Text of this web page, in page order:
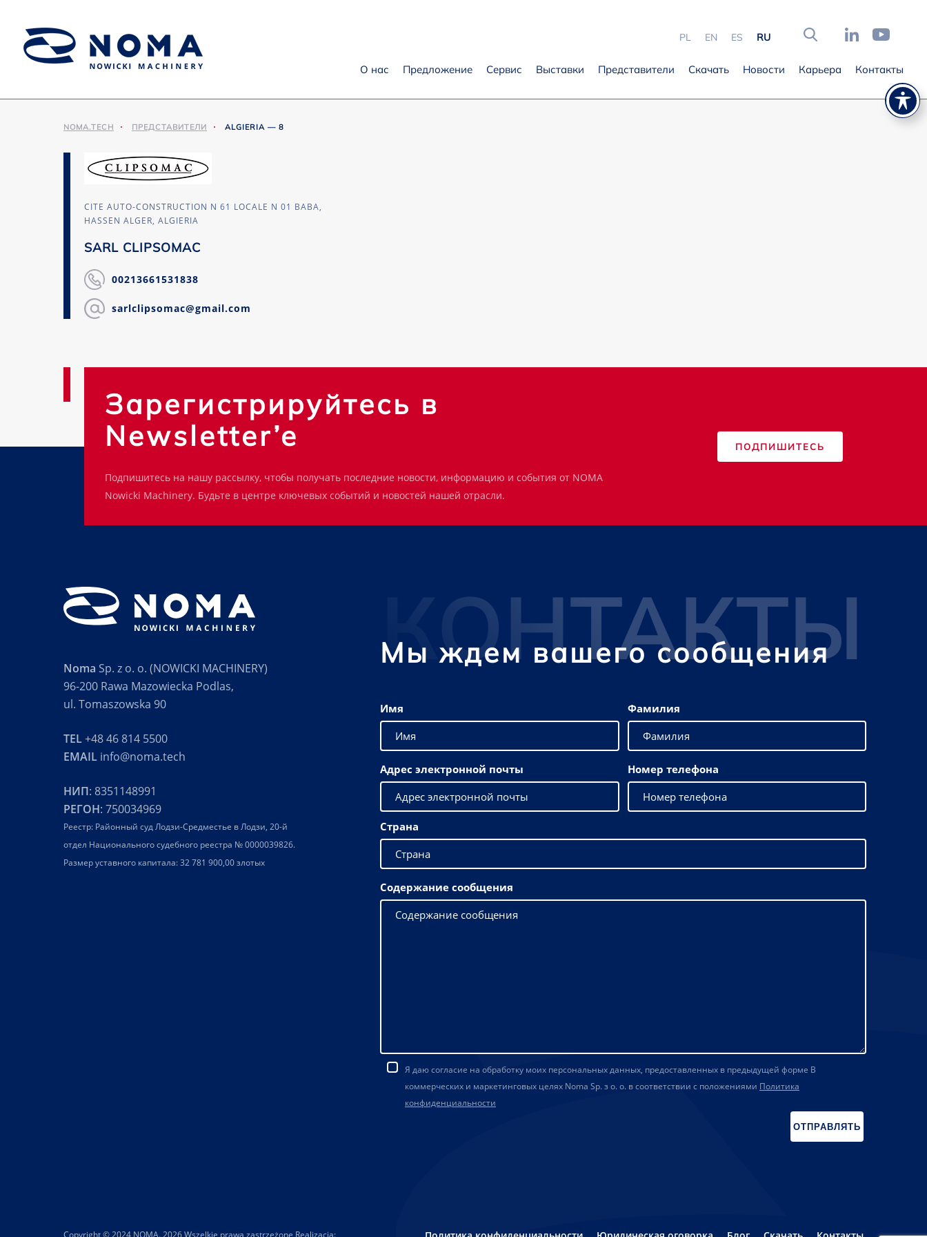
PL EN ES RU
О нас Предложение Сервис Выставки Представители Скачать Новости Карьера Контакты
NOMA.TECH ПРЕДСТАВИТЕЛИ ALGIERIA — 8
CITE AUTO-CONSTRUCTION N 61 LOCALE N 01 BABA,
HASSEN ALGER, ALGIERIA
SARL CLIPSOMAC
00213661531838
sarlclipsomac@gmail.com
Зарегистрируйтесь в
Newsletter’e
Подпишитесь на нашу рассылку, чтобы получать последние новости, информацию и события от NOMA
Nowicki Machinery. Будьте в центре ключевых событий и новостей нашей отрасли.
ПОДПИШИТЕСЬ
Noma Sp. z o. o. (NOWICKI MACHINERY)
96-200 Rawa Mazowiecka Podlas,
ul. Tomaszowska 90
TEL+48 46 814 5500
EMAIL info@noma.tech
НИП: 8351148991
РЕГОН: 750034969
Реестр: Районный суд Лодзи-Средместье в Лодзи, 20-й
отдел Национального судебного реестра № 0000039826.
Размер уставного капитала: 32 781 900,00 злотых
КОНТАКТЫ
Мы ждем вашего сообщения
Имя Фамилия
Адрес электронной почты Номер телефона
Страна
Содержание сообщения
Я даю согласие на обработку моих персональных данных, предоставленных в предыдущей форме В
коммерческих и маркетинговых целях Noma Sp. з о. о. в соответствии с положениями Политика
конфиденциальности
Copyright © 2024 NOMA. 2026 Wszelkie prawa zastrzeżone Realizacja: